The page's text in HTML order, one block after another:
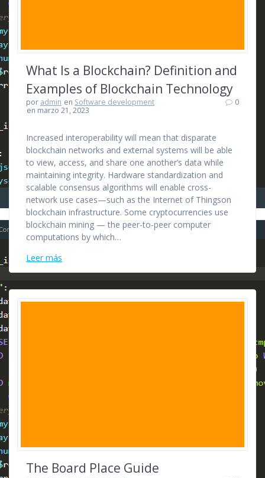
What Is a Blockchain? Definition and
Examples of Blockchain Technology
por admin en Software development
en marzo 21, 2023
0
Increased interoperability will mean that disparate
blockchain networks and external systems will be able
to view, access, and share one another’s data while
maintaining integrity. Hardware standardization and
scalable consensus algorithms will enable cross-
network use cases—such as the Internet of Thingson
blockchain infrastructure. Some cryptocurrencies use
blockchain mining — the peer-to-peer computer
computations by which…
Leer más
The Board Place Guide